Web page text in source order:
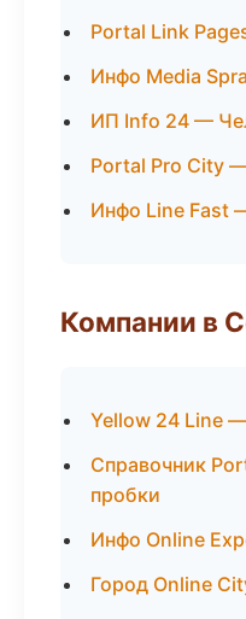
Portal Link
Инфо Media
ИП Info 24 —
Portal Pro City
Инфо Line Fast
Компании в
Yellow 24 Line
Справочник
пробки
Инфо Online
Город Online